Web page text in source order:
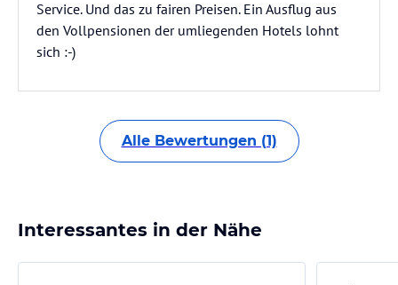
Service. Und das zu fairen Preisen. Ein Ausflug aus
den Vollpensionen der umliegenden Hotels lohnt
sich :-)
Alle Bewertungen (1)
Interessantes in der Nähe